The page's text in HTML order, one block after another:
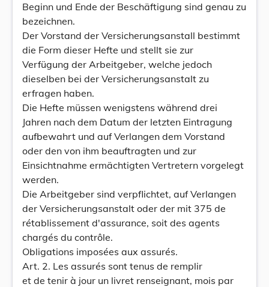
Beginn und Ende der Beschäftigung sind genau zu
bezeichnen.
Der Vorstand der Versicherungsanstall bestimmt
die Form dieser Hefte und stellt sie zur
Verfügung der Arbeitgeber, welche jedoch
dieselben bei der Versicherungsanstalt zu
erfragen haben.
Die Hefte müssen wenigstens während drei
Jahren nach dem Datum der letzten Eintragung
aufbewahrt und auf Verlangen dem Vorstand
oder den von ihm beauftragten und zur
Einsichtnahme ermächtigten Vertretern vorgelegt
werden.
Die Arbeitgeber sind verpflichtet, auf Verlangen
der Versicherungsanstalt oder der mit 375 de
rétablissement d'assurance, soit des agents
chargés du contrôle.
Obligations imposées aux assurés.
Art. 2. Les assurés sont tenus de remplir
et de tenir à jour un livret renseignant, mois par